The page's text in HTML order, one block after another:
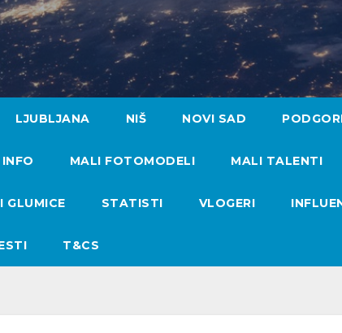
LJUBLJANA NIŠ NOVI SAD
INFO MALI FOTOMODELI MALI TALENTI
GLUMICE STATISTI VLOGERI
T&CS